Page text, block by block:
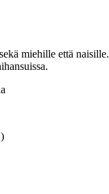
miehille että naisille.